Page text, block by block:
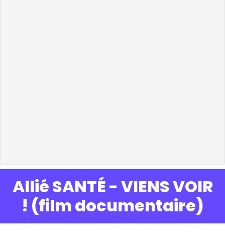
Allié SANTÉ - VIENS VOIR
! (film documentaire)